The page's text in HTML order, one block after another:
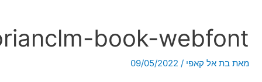
book-webfont
מאת בת אל קאפי /
09/05/2022